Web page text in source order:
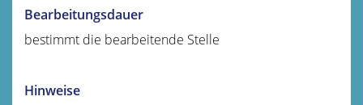
Bearbeitungsdauer
bestimmt die bearbeitende Stelle
Hinweise